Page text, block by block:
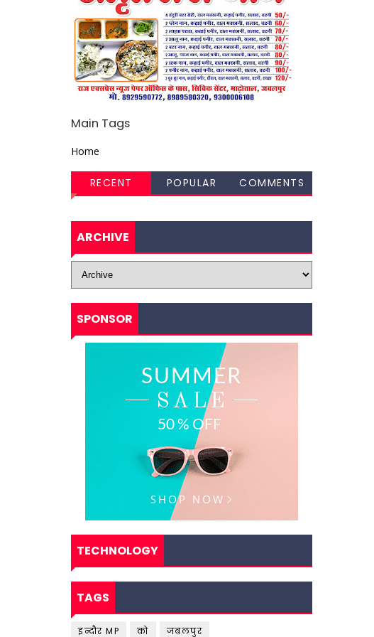
Main Tags
Home
RECENT POPULAR COMMENTS
ARCHIVE
SPONSOR
TECHNOLOGY
TAGS
इन्दौर MP को जबलपुर